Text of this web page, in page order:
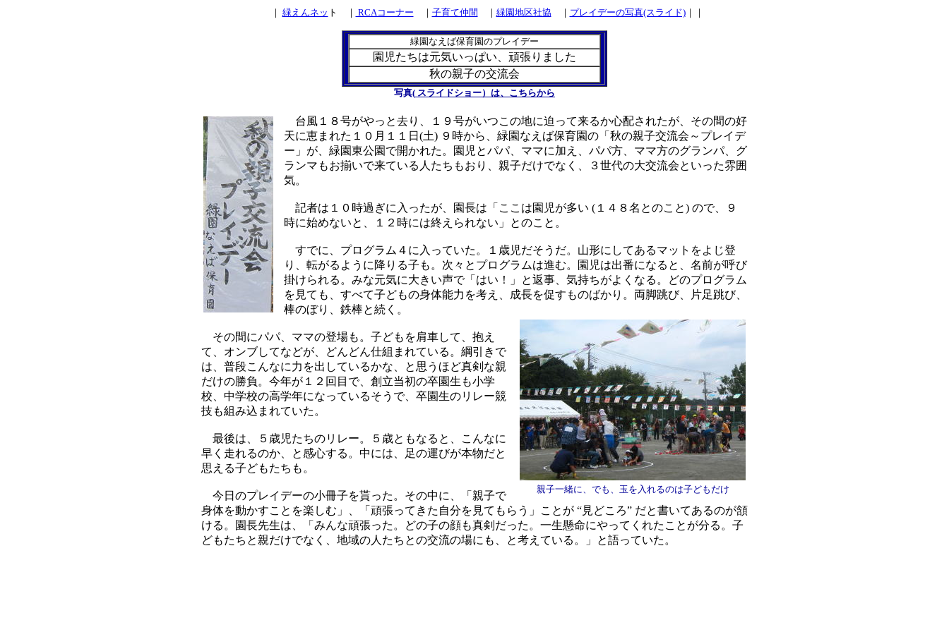
｜ 緑えんネッ ト ｜ RCAコーナー ｜ 子育て仲間 ｜ 緑園地区社協｜ プレイデーの写真(スライド)｜｜
緑園なえば保育園のプレイデー
園児たちは元気いっぱい、頑張りました
秋の親子の交流会
写真( スライドショー）は、こちらから
台風１８号がやっと去り、１９号がいつこの地に迫って来るか心配されたが、その間の好
天に恵まれた１０月１１日(土) ９時から、緑園なえば保育園の「秋の親子交流会～プレイデ
ー」が、緑園東公園で開かれた。園児とパパ、ママに加え、パパ方、ママ方のグランパ、グ
ランマもお揃いで来ている人たちもおり、親子だけでなく、３世代の大交流会といった雰囲
気。
記者は１０時過ぎに入ったが、園長は「ここは園児が多い (１４８名とのこと) ので、９
時に始めないと、１２時には終えられない」とのこと。
すでに、プログラム４に入っていた。１歳児だそうだ。山形にしてあるマットをよじ登
り、転がるように降りる子も。次々とプログラムは進む。園児は出番になると、名前が呼び
掛けられる。みな元気に大きい声で「はい！」と返事、気持ちがよくなる。どのプログラム
を見ても、すべて子どもの身体能力を考え、成長を促すものばかり。両脚跳び、片足跳び、
棒のぼり、鉄棒と続く。
親子一緒に、でも、玉を入れるのは子どもだけ
その間にパパ、ママの登場も。子どもを肩車して、抱え
て、オンブしてなどが、どんどん仕組まれている。綱引きで
は、普段こんなに力を出しているかな、と思うほど真剣な親
だけの勝負。今年が１２回目で、創立当初の卒園生も小学
校、中学校の高学年になっているそうで、卒園生のリレー競
技も組み込まれていた。
最後は、５歳児たちのリレー。５歳ともなると、こんなに
早く走れるのか、と感心する。中には、足の運びが本物だと
思える子どもたちも。
今日のプレイデーの小冊子を貰った。その中に、「親子で
身体を動かすことを楽しむ」、「頑張ってきた自分を見てもらう」ことが “見どころ” だと書いてあるのが頷
ける。園長先生は、「みんな頑張った。どの子の顔も真剣だった。一生懸命にやってくれたことが分る。子
どもたちと親だけでなく、地域の人たちとの交流の場にも、と考えている。」と語っていた。